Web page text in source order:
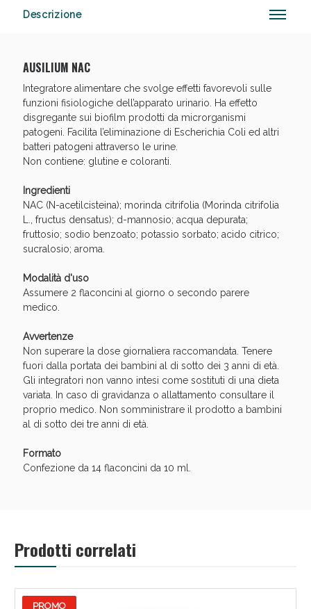
Descrizione
AUSILIUM NAC
Integratore alimentare che svolge effetti favorevoli sulle
funzioni fisiologiche dell’apparato urinario. Ha effetto
disgregante sui biofilm prodotti da microrganismi
patogeni. Facilita l’eliminazione di Escherichia Coli ed altri
batteri patogeni attraverso le urine.
Non contiene: glutine e coloranti.
Ingredienti
NAC (N-acetilcisteina); morinda citrifolia (Morinda citrifolia
L., fructus densatus); d-mannosio; acqua depurata;
fruttosio; sodio benzoato; potassio sorbato; acido citrico;
sucralosio; aroma.
Modalità d'uso
Assumere 2 flaconcini al giorno o secondo parere
medico.
Avvertenze
Non superare la dose giornaliera raccomandata. Tenere
fuori dalla portata dei bambini al di sotto dei 3 anni di età.
Gli integratori non vanno intesi come sostituti di una dieta
variata. In caso di gravidanza o allattamento consultare il
proprio medico. Non somministrare il prodotto a bambini
al di sotto dei tre anni di età.
Formato
Confezione da 14 flaconcini da 10 ml.
Prodotti correlati
PROMO
Sconto fino al 55% disponibile oggi!
Vie Urinarie e Prostata: Sconti fino al 45% oggi!